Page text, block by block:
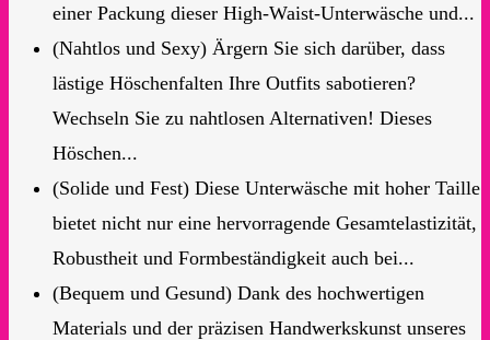
einer Packung dieser High-Waist-Unterwäsche und...
(Nahtlos und Sexy) Ärgern Sie sich darüber, dass
lästige Höschenfalten Ihre Outfits sabotieren?
Wechseln Sie zu nahtlosen Alternativen! Dieses
Höschen...
(Solide und Fest) Diese Unterwäsche mit hoher Taille
bietet nicht nur eine hervorragende Gesamtelastizität,
Robustheit und Formbeständigkeit auch bei...
(Bequem und Gesund) Dank des hochwertigen
Materials und der präzisen Handwerkskunst unseres